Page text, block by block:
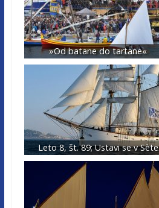
»Od batane do tartane«
Leto 8, št. 89; Ustavi se v Sète